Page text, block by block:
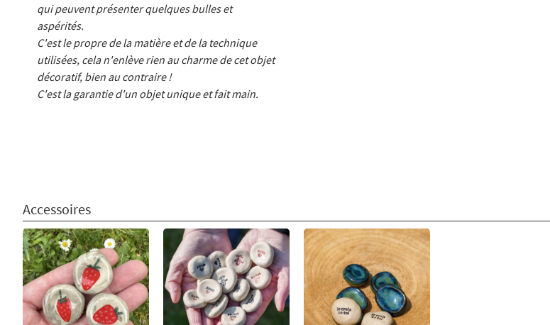
qui peuvent présenter quelques bulles et
aspérités.
C'est le propre de la matière et de la technique
utilisées, cela n'enlève rien au charme de cet objet
décoratif, bien au contraire !
C'est la garantie d'un objet unique et fait main.
Accessoires